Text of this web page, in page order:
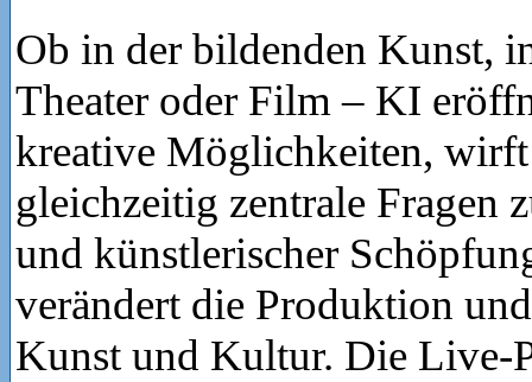
Ob in der bildenden Kunst,
Theater oder Film – KI
kreative Möglichkeiten,
gleichzeitig zentrale Fragen
und künstlerischer
verändert die Produktion
Kunst und Kultur. Die Live-